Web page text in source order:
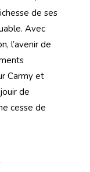
de ses
Avec
l’avenir de
Carmy et
de
cesse de